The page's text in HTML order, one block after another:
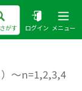
がす ログイン メニュー
～n=1,2,3,4